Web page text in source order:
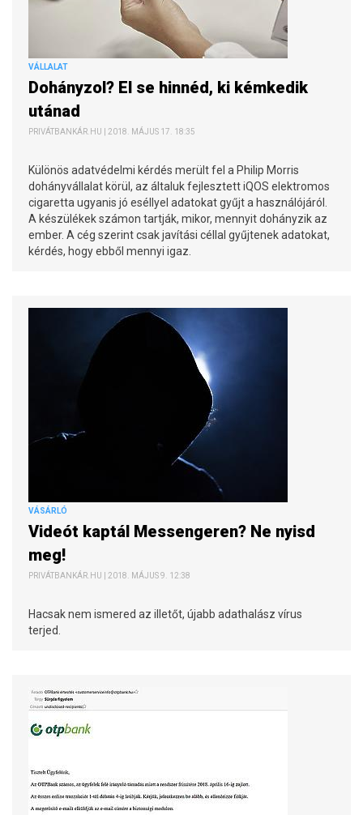
VÁLLALAT
Dohányzol? El se hinnéd, ki kémkedik
utánad
PRIVÁTBANKÁR.HU | 2018. MÁJUS 17. 18:35
Különös adatvédelmi kérdés merült fel a Philip Morris
dohányvállalat körül, az általuk fejlesztett iQOS elektromos
cigaretta ugyanis jó eséllyel adatokat gyűjt a használójáról.
A készülékek számon tartják, mikor, mennyit dohányzik az
ember. A cég szerint csak javítási céllal gyűjtenek adatokat,
kérdés, hogy ebből mennyi igaz.
VÁSÁRLÓ
Videót kaptál Messengeren? Ne nyisd
meg!
PRIVÁTBANKÁR.HU | 2018. MÁJUS 9. 12:38
Hacsak nem ismered az illetőt, újabb adathalász vírus
terjed.